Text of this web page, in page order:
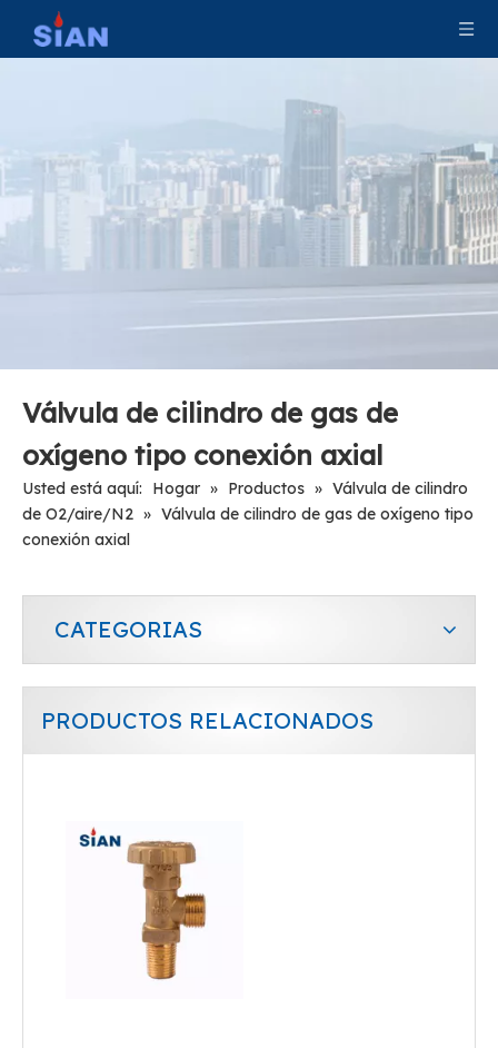
Válvula de cilindro de gas de
oxígeno tipo conexión axial
Usted está aquí: Hogar » Productos » Válvula de cilindro
de O2/aire/N2 » Válvula de cilindro de gas de oxígeno tipo
conexión axial
CATEGORIAS
PRODUCTOS RELACIONADOS
Válvulas de control de cilindro de GLP de seguridad Sian D35